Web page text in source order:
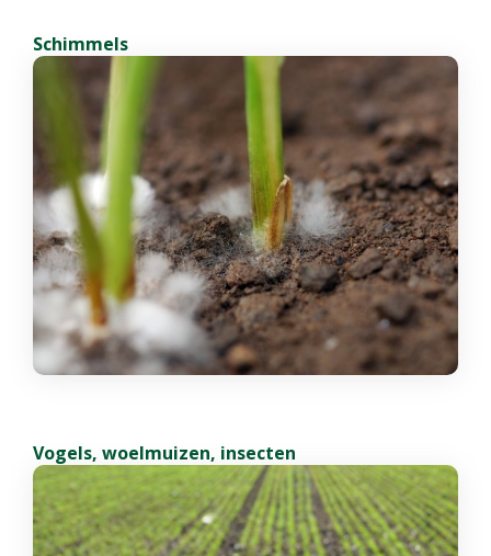
Schimmels
Vogels, woelmuizen, insecten